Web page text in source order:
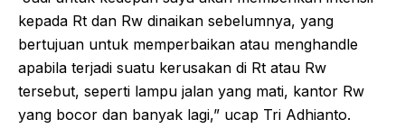
kepada Rt dan Rw dinaikan sebelumnya, yang
bertujuan untuk memperbaikan atau menghandle
apabila terjadi suatu kerusakan di Rt atau Rw
tersebut, seperti lampu jalan yang mati, kantor Rw
yang bocor dan banyak lagi,” ucap Tri Adhianto.